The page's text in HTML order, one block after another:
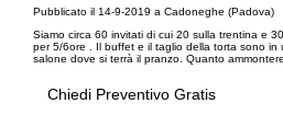
Pubblicato il 14-9-2019 a Cadoneghe (Padova)
Siamo circa 60 invitati di cui 20 sulla trentina e
per 5/6ore . Il buffet e il taglio della torta sono in
salone dove si terrà il pranzo. Quanto
Chiedi Preventivo Gratis